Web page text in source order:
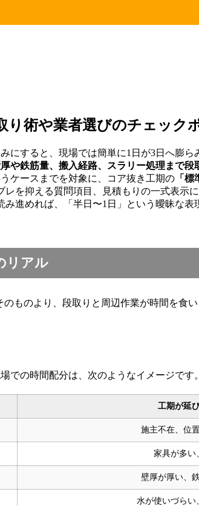
術や業者選びのチェック
すると、現場では簡単に1日が3日へ膨ら
や鉄筋量、搬入経路、スラリー処理まで
ケースまでを対象に、コア抜き工期の 「
を抑える質問項目、見積もりの一式表示
進めれば、「半日〜1日」という曖昧な表
リアル
ものより、段取りと周辺作業が時間を食
での時間配分は、次のようなイメージです。
工期が延
施主不在、位
家具が多い
壁厚が厚い、
水が使いづらい